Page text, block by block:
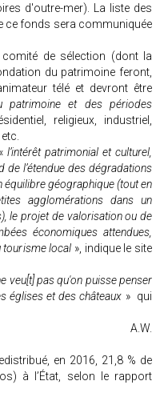
d'outre-mer). La liste des
ce fonds sera communiquée
de sélection (dont la
du patrimoine feront,
télé et devront être
et des périodes
religieux, industriel,
l’intérêt patrimonial et culturel,
de l’étendue des dégradations
équilibre géographique (tout en
agglomérations dans un
le projet de valorisation ou de
économiques attendues,
tourisme local », indique le site
veu[t] pas qu'on puisse penser
églises et des châteaux » qui
A.W.
en 2016, 21,8 % de
à l’État, selon le rapport